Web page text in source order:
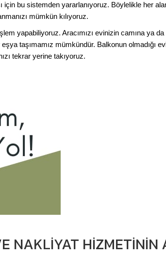
için bu sistemden yararlanıyoruz. Böylelikle her
mümkün kılıyoruz.
yapabiliyoruz. Aracımızı evinizin camına ya
taşımamız mümkündür. Balkonun olmadığı
tekrar yerine takıyoruz.
NAKLIYAT HIZMETININ